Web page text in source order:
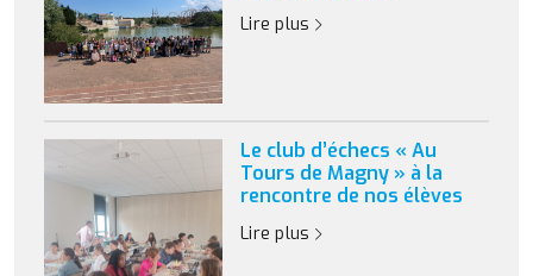
Lire plus
Le club d’échecs « Au
Tours de Magny » à la
rencontre de nos élèves
Lire plus